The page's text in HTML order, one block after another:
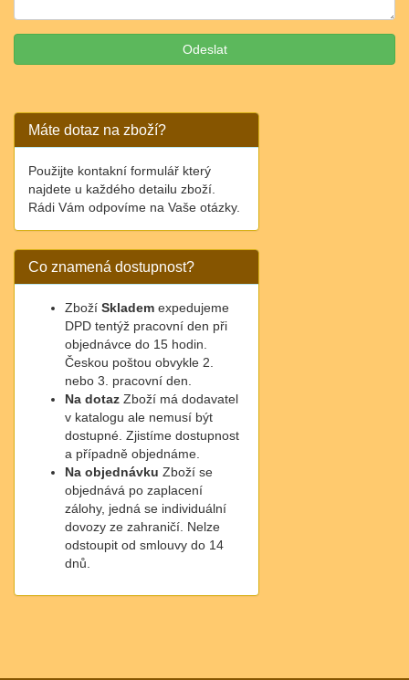
Máte dotaz na zboží?
Použijte kontakní formulář který
najdete u každého detailu zboží.
Rádi Vám odpovíme na Vaše otázky.
Co znamená dostupnost?
Zboží Skladem expedujeme
DPD tentýž pracovní den při
objednávce do 15 hodin.
Českou poštou obvykle 2.
nebo 3. pracovní den.
Na dotaz Zboží má dodavatel
v katalogu ale nemusí být
dostupné. Zjistíme dostupnost
a případně objednáme.
Na objednávku Zboží se
objednává po zaplacení
zálohy, jedná se individuální
dovozy ze zahraničí. Nelze
odstoupit od smlouvy do 14
dnů.